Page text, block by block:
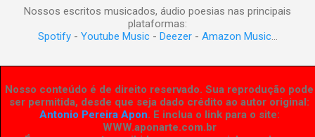
Nossos escritos musicados, áudio poesias nas principais
plataformas:
Spotify- Youtube Music- Deezer- Amazon Music...
Nosso conteúdo é de direito reservado. Sua reprodução pode
ser permitida, desde que seja dado crédito ao autor original:
Antonio Pereira Apon. E inclua o link para o site:
WWW.aponarte.com.br